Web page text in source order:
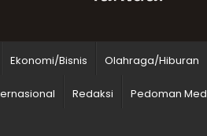
Ekonomi/Bisnis Olahraga/Hiburan
Redaksi Pedoman